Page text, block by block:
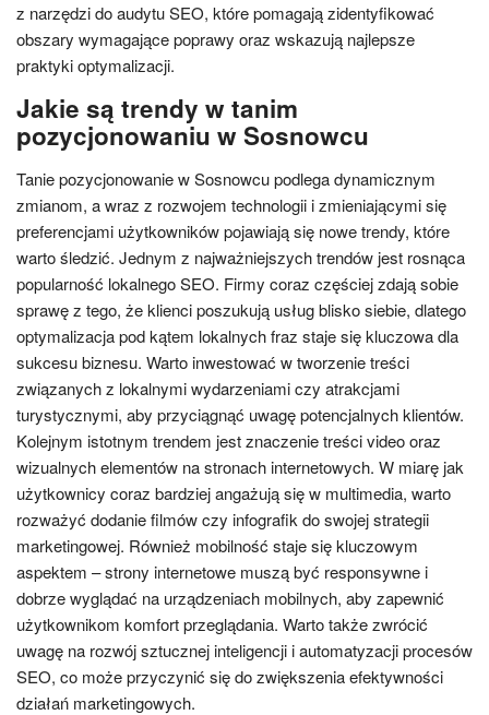
z narzędzi do audytu SEO, które pomagają zidentyfikować
obszary wymagające poprawy oraz wskazują najlepsze
praktyki optymalizacji.
Jakie są trendy w tanim
pozycjonowaniu w Sosnowcu
Tanie pozycjonowanie w Sosnowcu podlega dynamicznym
zmianom, a wraz z rozwojem technologii i zmieniającymi się
preferencjami użytkowników pojawiają się nowe trendy, które
warto śledzić. Jednym z najważniejszych trendów jest rosnąca
popularność lokalnego SEO. Firmy coraz częściej zdają sobie
sprawę z tego, że klienci poszukują usług blisko siebie, dlatego
optymalizacja pod kątem lokalnych fraz staje się kluczowa dla
sukcesu biznesu. Warto inwestować w tworzenie treści
związanych z lokalnymi wydarzeniami czy atrakcjami
turystycznymi, aby przyciągnąć uwagę potencjalnych klientów.
Kolejnym istotnym trendem jest znaczenie treści video oraz
wizualnych elementów na stronach internetowych. W miarę jak
użytkownicy coraz bardziej angażują się w multimedia, warto
rozważyć dodanie filmów czy infografik do swojej strategii
marketingowej. Również mobilność staje się kluczowym
aspektem – strony internetowe muszą być responsywne i
dobrze wyglądać na urządzeniach mobilnych, aby zapewnić
użytkownikom komfort przeglądania. Warto także zwrócić
uwagę na rozwój sztucznej inteligencji i automatyzacji procesów
SEO, co może przyczynić się do zwiększenia efektywności
działań marketingowych.